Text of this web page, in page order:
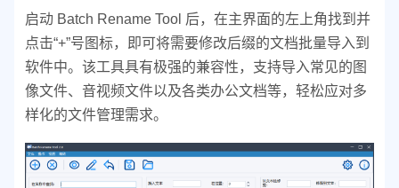
启动 Batch Rename Tool 后，在主界面的左上角找到并
点击“+”号图标，即可将需要修改后缀的文档批量导入到
软件中。该工具具有极强的兼容性，支持导入常见的图
像文件、音视频文件以及各类办公文档等，轻松应对多
样化的文件管理需求。